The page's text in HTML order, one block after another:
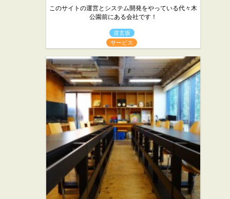
このサイトの運営とシステム開発をやっている代々木
公園前にある会社です！
道玄坂
サービス